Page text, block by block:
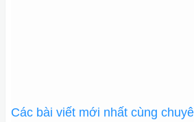
Các bài viết mới nhất cùng